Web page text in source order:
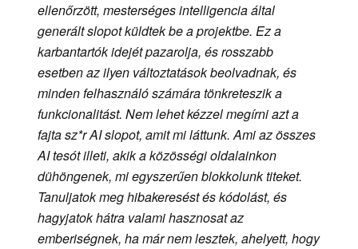
ellenőrzött, mesterséges intelligencia által
generált slopot küldtek be a projektbe. Ez a
karbantartók idejét pazarolja, és rosszabb
esetben az ilyen változtatások beolvadnak, és
minden felhasználó számára tönkreteszik a
funkcionalitást. Nem lehet kézzel megírni azt a
fajta sz*r AI slopot, amit mi láttunk. Ami az összes
AI tesót illeti, akik a közösségi oldalainkon
dühöngenek, mi egyszerűen blokkolunk titeket.
Tanuljatok meg hibakeresést és kódolást, és
hagyjatok hátra valami hasznosat az
emberiségnek, ha már nem lesztek, ahelyett, hogy